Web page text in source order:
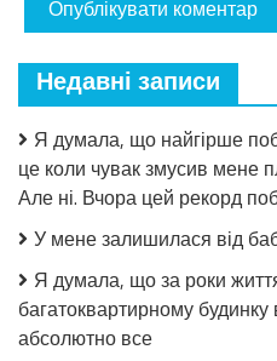
Недавні записи
Я думала, що найгірше
це коли чувак змусив мене
Але ні. Вчора цей рекорд
У мене залишилася від
Я думала, що за роки
багатоквартирному будинку
абсолютно все